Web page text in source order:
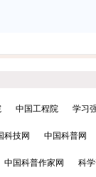
中国工程院 学习
科技网 中国科普网
中国科普作家网 科